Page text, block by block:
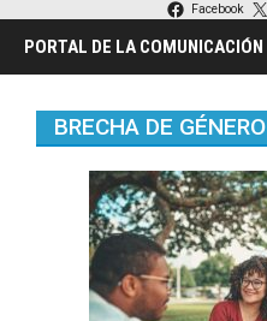
contenido
Facebook
PORTAL DE LA COMUNICACIÓN
BRECHA DE GÉNERO